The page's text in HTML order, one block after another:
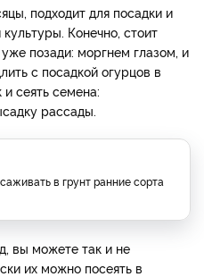
подходит для посадки и
Конечно, стоит
позади: моргнем глазом, и
с посадкой огурцов в
и сеять семена:
рассады.
в грунт ранние сорта
вы можете так и не
их можно посеять в